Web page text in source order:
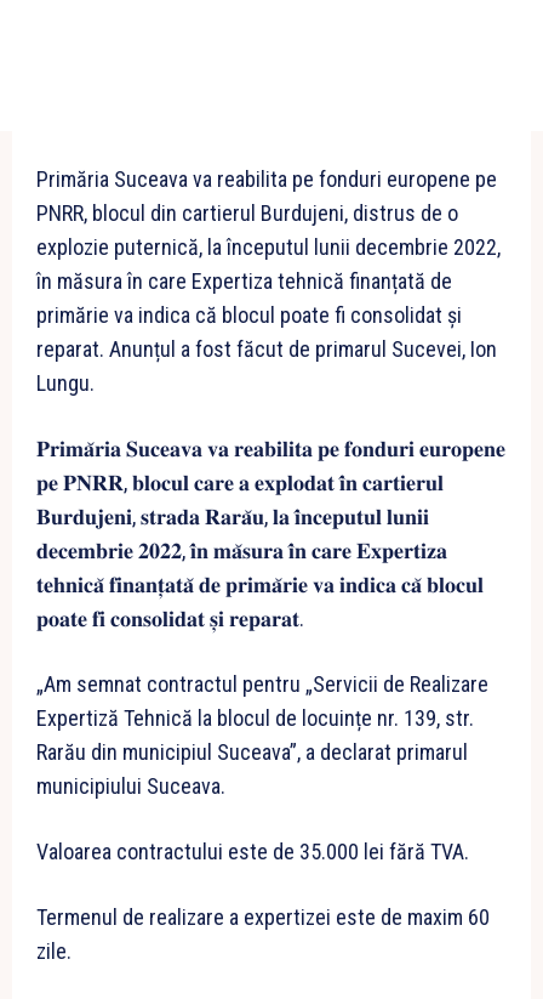
Primăria Suceava va reabilita pe fonduri europene pe
PNRR, blocul din cartierul Burdujeni, distrus de o
explozie puternică, la începutul lunii decembrie 2022,
în măsura în care Expertiza tehnică finanțată de
primărie va indica că blocul poate fi consolidat și
reparat. Anunțul a fost făcut de primarul Sucevei, Ion
Lungu.
𝐏𝐫𝐢𝐦𝐚̆𝐫𝐢𝐚 𝐒𝐮𝐜𝐞𝐚𝐯𝐚 𝐯𝐚 𝐫𝐞𝐚𝐛𝐢𝐥𝐢𝐭𝐚 𝐩𝐞 𝐟𝐨𝐧𝐝𝐮𝐫𝐢 𝐞𝐮𝐫𝐨𝐩𝐞𝐧𝐞
𝐩𝐞 𝐏𝐍𝐑𝐑, 𝐛𝐥𝐨𝐜𝐮𝐥 𝐜𝐚𝐫𝐞 𝐚 𝐞𝐱𝐩𝐥𝐨𝐝𝐚𝐭 𝐢̂𝐧 𝐜𝐚𝐫𝐭𝐢𝐞𝐫𝐮𝐥
𝐁𝐮𝐫𝐝𝐮𝐣𝐞𝐧𝐢, 𝐬𝐭𝐫𝐚𝐝𝐚 𝐑𝐚𝐫𝐚̆𝐮, 𝐥𝐚 𝐢̂𝐧𝐜𝐞𝐩𝐮𝐭𝐮𝐥 𝐥𝐮𝐧𝐢𝐢
𝐝𝐞𝐜𝐞𝐦𝐛𝐫𝐢𝐞 𝟐𝟎𝟐𝟐, 𝐢̂𝐧 𝐦𝐚̆𝐬𝐮𝐫𝐚 𝐢̂𝐧 𝐜𝐚𝐫𝐞 𝐄𝐱𝐩𝐞𝐫𝐭𝐢𝐳𝐚
𝐭𝐞𝐡𝐧𝐢𝐜𝐚̆ 𝐟𝐢𝐧𝐚𝐧𝐭̦𝐚𝐭𝐚̆ 𝐝𝐞 𝐩𝐫𝐢𝐦𝐚̆𝐫𝐢𝐞 𝐯𝐚 𝐢𝐧𝐝𝐢𝐜𝐚 𝐜𝐚̆ 𝐛𝐥𝐨𝐜𝐮𝐥
𝐩𝐨𝐚𝐭𝐞 𝐟𝐢 𝐜𝐨𝐧𝐬𝐨𝐥𝐢𝐝𝐚𝐭 𝐬̦𝐢 𝐫𝐞𝐩𝐚𝐫𝐚𝐭.
„Am semnat contractul pentru „Servicii de Realizare
Expertiză Tehnică la blocul de locuințe nr. 139, str.
Rarău din municipiul Suceava”, a declarat primarul
municipiului Suceava.
Valoarea contractului este de 35.000 lei fără TVA.
Termenul de realizare a expertizei este de maxim 60
zile.